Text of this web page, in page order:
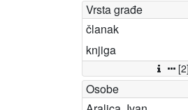
Vrsta građe
članak
knjiga
[2]
Osobe